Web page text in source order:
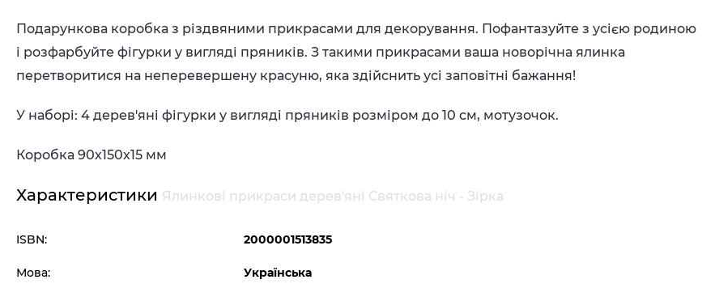
Подарункова коробка з різдвяними прикрасами для декорування. Пофантазуйте з усією родиною
і розфарбуйте фігурки у вигляді пряників. З такими прикрасами ваша новорічна ялинка
перетворитися на неперевершену красуню, яка здійснить усі заповітні бажання!
У наборі: 4 дерев'яні фігурки у вигляді пряників розміром до 10 см, мотузочок.
Коробка 90х150х15 мм
Характеристики Ялинкові прикраси дерев'яні Святкова ніч - Зірка
ISBN: 2000001513835
Мова: Українська